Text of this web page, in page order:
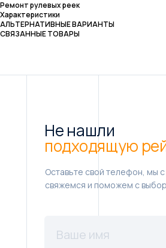
Ремонт рулевых реек
Характеристики
АЛЬТЕРНАТИВНЫЕ ВАРИАНТЫ
СВЯЗАННЫЕ ТОВАРЫ
Не нашли
подходящую
Оставьте свой телефон, мы
свяжемся и поможем с